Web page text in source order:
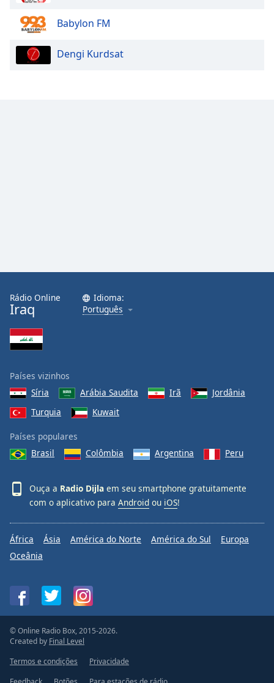
Font
dialog
Babylon FM
Dengi Kurdsat
Rádio Online
Iraq
Idioma:
Português
Países vizinhos
Síria
Arábia Saudita Irã
Jordânia
Turquia
Kuwait
Países populares
Brasil
Colômbia Argentina Peru
Ouça a Radio Dijla em seu smartphone gratuitamente
com o aplicativo para Android ou iOS!
África Ásia América do Norte América do Sul
Europa
Oceânia
© Online Radio Box, 2015-2026.
Created by Final Level
Termos e condições
Privacidade